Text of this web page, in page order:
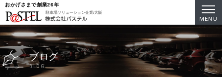
おかげさまで創業26年
駐車場ソリューション企業/大阪
ブログ
BLOG
MENU